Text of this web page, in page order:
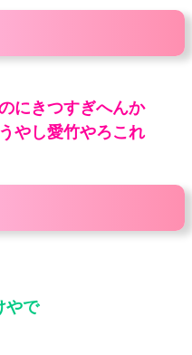
にきつすぎへんか
やし愛竹やろこれ
やで